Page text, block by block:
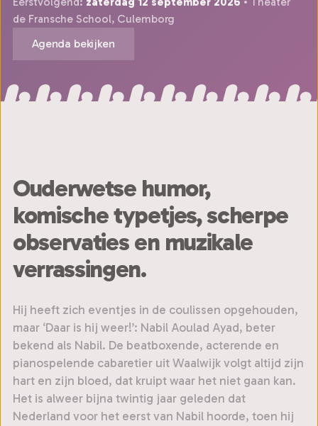
de Fransche School, Culemborg
Agenda bekijken
Ouderwetse humor,
komische typetjes, scherpe
observaties en muzikale
verrassingen.
Hij heeft zich eventjes in de coulissen opgehouden,
maar ‘Daar is hij weer!’: Nabil Aoulad Ayad, beter
bekend als Nabil. De beatboxende, acterende en
pianospelende cabaretier uit Waalwijk volgt altijd zijn
hart en zijn bloed, dat kruipt waar het niet gaan kan.
Het is alweer bijna twintig jaar geleden dat
Nederland voor het eerst van Nabil hoorde, toen hij